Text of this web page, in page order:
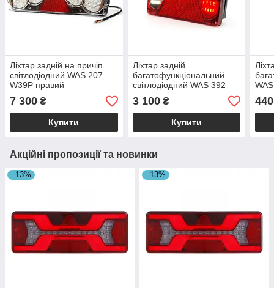
Ліхтар задній на причіп
світлодіодний WAS 207
W39P правий
7 300 ₴
Купити
Ліхтар задній
багатофункціональний
світлодіодний WAS 392
W70DP правий
3 100₴
Купити
440
Акційні пропозиції та новинки
–13% –13%